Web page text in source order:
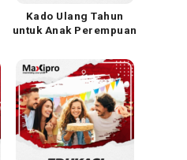
Kado Ulang Tahun
untuk Anak Perempuan
Bikin Happy